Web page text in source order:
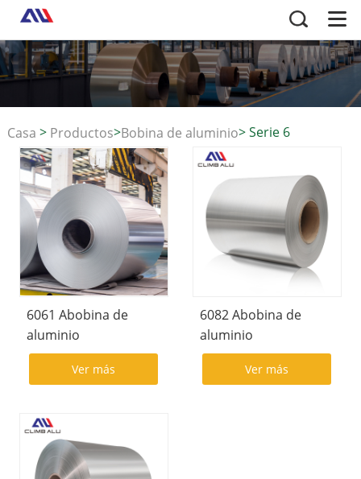
Casa > Productos>Bobina de aluminio>Serie 6
6061 Abobina de
aluminio
Ver más
6082 Abobina de
aluminio
Ver más